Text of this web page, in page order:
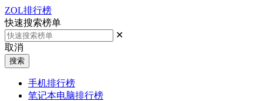
ZOL排行榜
快速搜索榜单
✕
取消
搜索
手机排行榜
笔记本电脑排行榜